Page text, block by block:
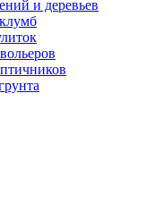
и деревьев